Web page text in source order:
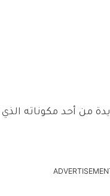
من أحد مكوناته